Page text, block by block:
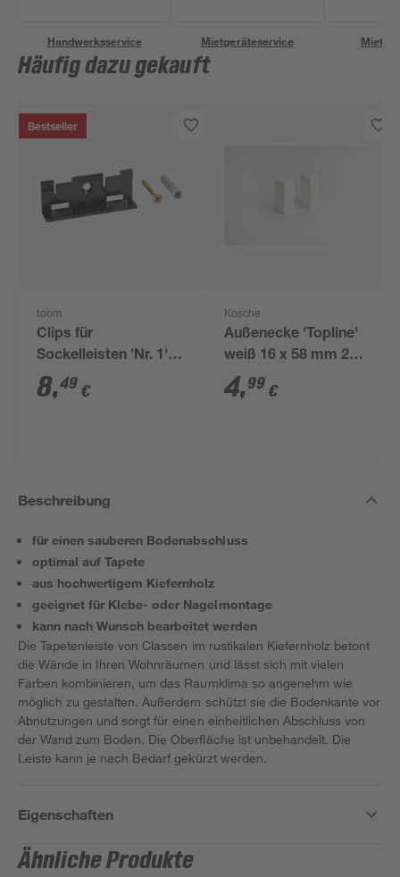
Handwerksservice Mietgeräteservice
Häufig dazu gekauft
Bestseller
toom
Clips für
Sockelleisten 'Nr. 1'
schwarz, 20 Stück
8,49 €
Kosche
Außenecke 'Topline'
weiß 16 x 58 mm 2
Stück
4,99 €
Beschreibung
für einen sauberen Bodenabschluss
optimal auf Tapete
aus hochwertigem Kiefernholz
geeignet für Klebe- oder Nagelmontage
kann nach Wunsch bearbeitet werden
Die Tapetenleiste von Classen im rustikalen Kiefernholz betont
die Wände in Ihren Wohnräumen und lässt sich mit vielen
Farben kombinieren, um das Raumklima so angenehm wie
möglich zu gestalten. Außerdem schützt sie die Bodenkante vor
Abnutzungen und sorgt für einen einheitlichen Abschluss von
der Wand zum Boden. Die Oberfläche ist unbehandelt. Die
Leiste kann je nach Bedarf gekürzt werden.
Eigenschaften
Ähnliche Produkte